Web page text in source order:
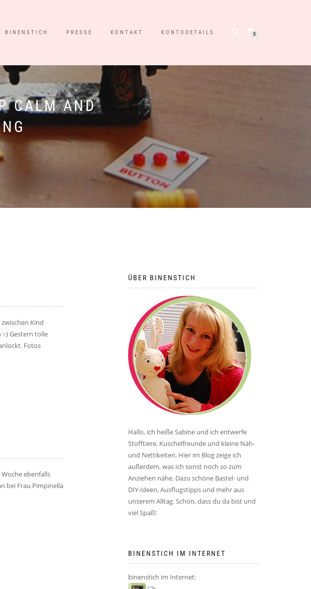
BINENSTICH PRESSE KONTAKT KONTODETAILS 0
CALM AND
Kind
) Gestern tolle
Fotos
ebenfalls
bei Frau Pimpinella
ÜBER BINENSTICH
Hallo, ich heiße Sabine und ich entwerfe
Stofftiere, Kuschelfreunde und kleine Näh-
und Nettikeiten. Hier im Blog zeige ich
außerdem, was ich sonst noch so zum
Anziehen nähe. Dazu schöne Bastel- und
DIY-Ideen, Ausflugstipps und mehr aus
unserem Alltag. Schön, dass du da bist und
viel Spaß!
BINENSTICH IM INTERNET
binenstich im Internet: